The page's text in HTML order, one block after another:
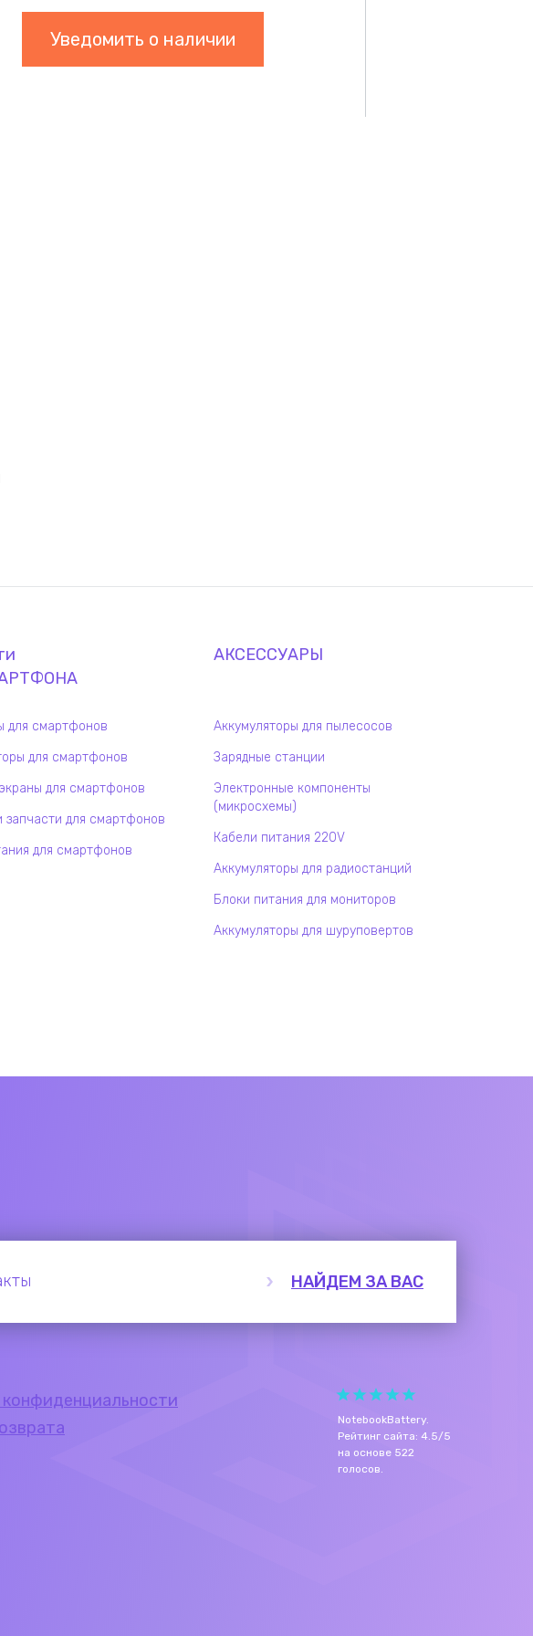
Уведомить о наличии
А
для смартфонов
для смартфонов
для смартфонов
для смартфонов
для смартфонов
АКСЕССУАРЫ
Аккумуляторы для пылесосов
Зарядные станции
Электронные компоненты
(микросхемы)
Кабели питания 220V
Аккумуляторы для радиостанций
Блоки питания для мониторов
Аккумуляторы для шуруповертов
НАЙДЕМ ЗА ВАС
NotebookBattery.
Рейтинг сайта: 4.5/5
на основе 522
голосов.